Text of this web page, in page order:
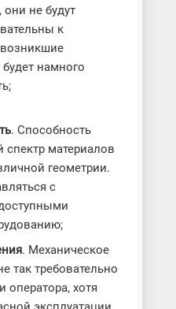
они не будут
к
возникшие
намного
. Способность
спектр материалов
геометрии.
с
. Механическое
так требовательно
оператора, хотя